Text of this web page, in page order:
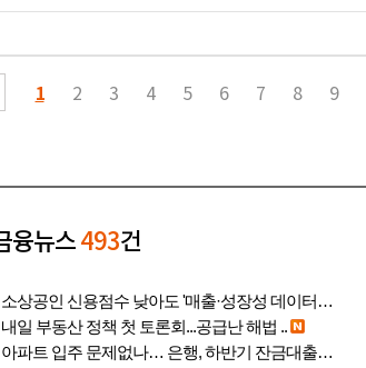
1 2 3 4 5 6 7 8 9
융뉴스493건
소상공인 신용점수 낮아도 '매출·성장성 데이터..
내일 부동산 정책 첫 토론회...공급난 해법 ..
아파트 입주 문제없나… 은행, 하반기 잔금대출..